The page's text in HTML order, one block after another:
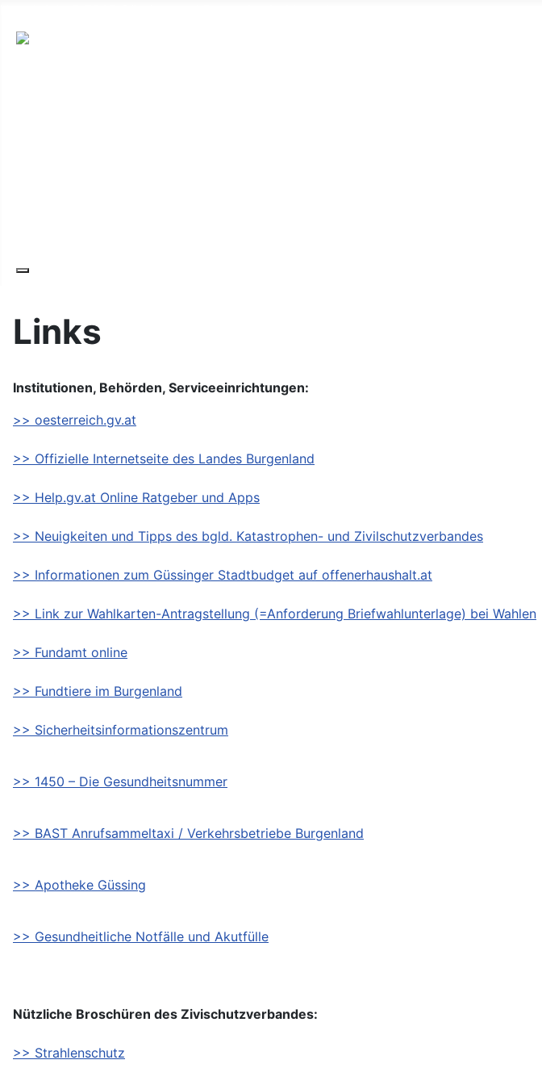
Links
Institutionen, Behörden, Serviceeinrichtungen:
>> oesterreich.gv.at
>> Offizielle Internetseite des Landes Burgenland
>> Help.gv.at Online Ratgeber und Apps
>> Neuigkeiten und Tipps des bgld. Katastrophen- und Zivilschutzverbandes
>> Informationen zum Güssinger Stadtbudget auf offenerhaushalt.at
>> Link zur Wahlkarten-Antragstellung (=Anforderung Briefwahlunterlage) bei Wahlen
>> Fundamt online
>> Fundtiere im Burgenland
>> Sicherheitsinformationszentrum
>> 1450 – Die Gesundheitsnummer
>> BAST Anrufsammeltaxi / Verkehrsbetriebe Burgenland
>> Apotheke Güssing
>> Gesundheitliche Notfälle und Akutfülle
Nützliche Broschüren des Zivischutzverbandes:
>> Strahlenschutz